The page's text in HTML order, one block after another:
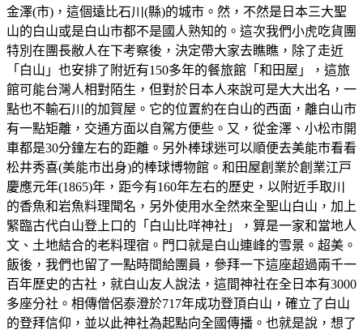
金澤(市)，這個遠比石川(縣)的城市。然，不然是日本三大聖
山的白山或是白山市都不是國人熟知的。這次我們小虎吃貨團
特別在團長敝人在下考察後，決定帶大家去瞧瞧，除了走近
「白山」也安排了附近有150多年的餐旅館「和田屋」，這旅
館可能台灣人相對陌生，但對於日本人來說可是大大出名，一
點也不輸石川的加賀屋。它的位置約在白山的西面，離白山市
有一點矩離，交通方面以自駕方便些。又，從金澤、小松市開
車都是30分鐘左右的距離。另外棒球迷可以順便去美能市看看
松井秀喜(美能市出身)的棒球博物館。和田屋創業於創業江戸
慶應元年(1865)年，距今有160年左右的歷史，以附近手取川
的香魚和岩魚料理聞名，另外使用水全然來全聖山白山，加上
緊臨古代白山登上口的「白山比咩神社」，算是一家和當地人
文、土地結合的老料理宿。門口就是白山連峰的雪景。超美。
飯後，我們也留了一點時間給團員，參拜一下這座超過兩千一
百年歷史的古社，就白山友人說法，這間神社在全日本有3000
多座分社。相傳僧侶泰澄於717年成功登頂白山，確立了白山
的登拜信仰，並以此神社為起點向全國傳播。也就是說，想了